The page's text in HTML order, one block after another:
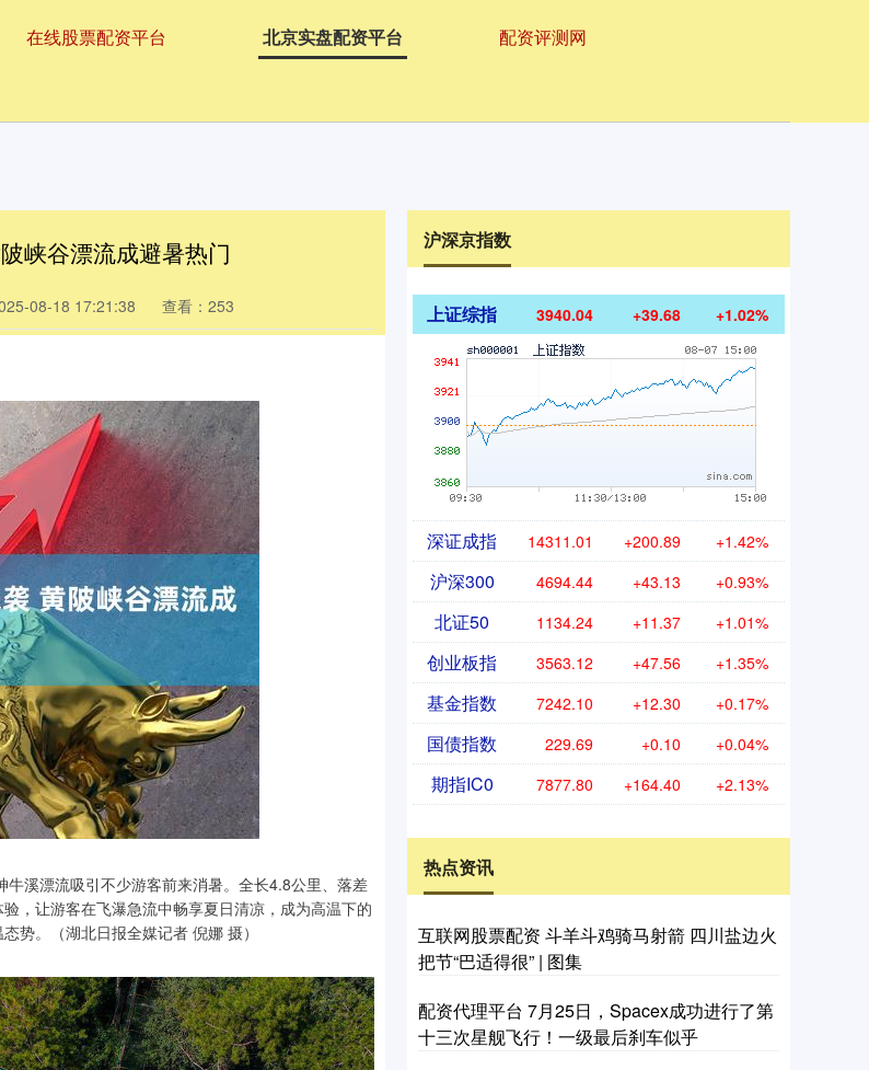
在线股票配资平台 北京实盘配资平台 配资评测网
峡谷漂流成避暑热门
08-18 17:21:38 查看：253
溪漂流吸引不少游客前来消暑。全长4.8公里、落差
，让游客在飞瀑急流中畅享夏日清凉，成为高温下的
势。（湖北日报全媒记者 倪娜 摄）
沪深京指数
上证综指 3940.04 +39.68 +1.02%
深证成指 14311.01 +200.89 +1.42%
沪深300 4694.44 +43.13 +0.93%
北证50 1134.24 +11.37 +1.01%
创业板指 3563.12 +47.56 +1.35%
基金指数 7242.10 +12.30 +0.17%
国债指数 229.69 +0.10 +0.04%
期指IC0 7877.80 +164.40 +2.13%
热点资讯
互联网股票配资 斗羊斗鸡骑马射箭 四川盐边火
把节“巴适得很” | 图集
配资代理平台 7月25日，Spacex成功进行了第
十三次星舰飞行！一级最后刹车似乎